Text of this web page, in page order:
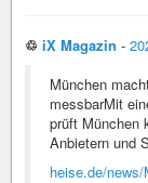
♲ iX Magazin -
München
messbarMit
prüft München
Anbietern und
heise.de/